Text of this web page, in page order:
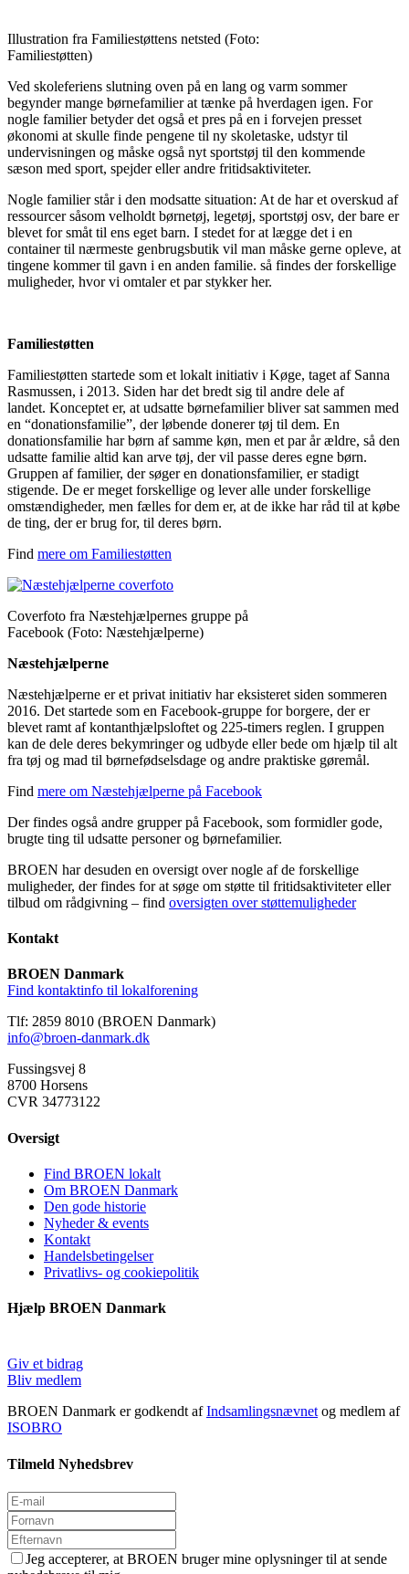
Illustration fra Familiestøttens netsted (Foto:
Familiestøtten)
Ved skoleferiens slutning oven på en lang og varm sommer
begynder mange børnefamilier at tænke på hverdagen igen. For
nogle familier betyder det også et pres på en i forvejen presset
økonomi at skulle finde pengene til ny skoletaske, udstyr til
undervisningen og måske også nyt sportstøj til den kommende
sæson med sport, spejder eller andre fritidsaktiviteter.
Nogle familier står i den modsatte situation: At de har et overskud af
ressourcer såsom velholdt børnetøj, legetøj, sportstøj osv, der bare er
blevet for småt til ens eget barn. I stedet for at lægge det i en
container til nærmeste genbrugsbutik vil man måske gerne opleve, at
tingene kommer til gavn i en anden familie. så findes der forskellige
muligheder, hvor vi omtaler et par stykker her.
Familiestøtten
Familiestøtten startede som et lokalt initiativ i Køge, taget af Sanna
Rasmussen, i 2013. Siden har det bredt sig til andre dele af
landet. Konceptet er, at udsatte børnefamilier bliver sat sammen med
en “donationsfamilie”, der løbende donerer tøj til dem. En
donationsfamilie har børn af samme køn, men et par år ældre, så den
udsatte familie altid kan arve tøj, der vil passe deres egne børn.
Gruppen af familier, der søger en donationsfamilier, er stadigt
stigende. De er meget forskellige og lever alle under forskellige
omstændigheder, men fælles for dem er, at de ikke har råd til at købe
de ting, der er brug for, til deres børn.
Find mere om Familiestøtten
Coverfoto fra Næstehjælpernes gruppe på
Facebook (Foto: Næstehjælperne)
Næstehjælperne
Næstehjælperne er et privat initiativ har eksisteret siden sommeren
2016. Det startede som en Facebook-gruppe for borgere, der er
blevet ramt af kontanthjælpsloftet og 225-timers reglen. I gruppen
kan de dele deres bekymringer og udbyde eller bede om hjælp til alt
fra tøj og mad til børnefødselsdage og andre praktiske gøremål.
Find mere om Næstehjælperne på Facebook
Der findes også andre grupper på Facebook, som formidler gode,
brugte ting til udsatte personer og børnefamilier.
BROEN har desuden en oversigt over nogle af de forskellige
muligheder, der findes for at søge om støtte til fritidsaktiviteter eller
tilbud om rådgivning – find oversigten over støttemuligheder
Kontakt
BROEN Danmark
Find kontaktinfo til lokalforening
Tlf: 2859 8010 (BROEN Danmark)
info@broen-danmark.dk
Fussingsvej 8
8700 Horsens
CVR 34773122
Oversigt
Find BROEN lokalt
Om BROEN Danmark
Den gode historie
Nyheder & events
Kontakt
Handelsbetingelser
Privatlivs- og cookiepolitik
Hjælp BROEN Danmark
Giv et bidrag
Bliv medlem
BROEN Danmark er godkendt afIndsamlingsnævnetog medlem af
ISOBRO
Tilmeld Nyhedsbrev
Jeg accepterer, at BROEN bruger mine oplysninger til at sende